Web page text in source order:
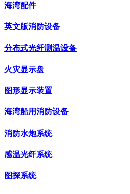
海湾配件
英文版消防设备
分布式光纤测温设备
火灾显示盘
图形显示装置
海湾船用消防设备
消防水炮系统
感温光纤系统
图探系统